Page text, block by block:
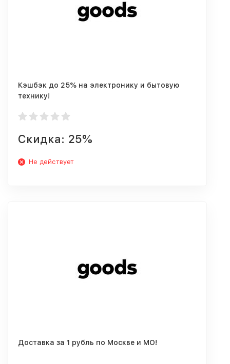
Кэшбэк до 25% на электронику и бытовую
технику!
Скидка: 25%
Не действует
Доставка за 1 рубль по Москве и МО!